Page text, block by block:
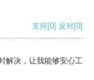
支持[0] 反对[0]
解决，让我能够安心工